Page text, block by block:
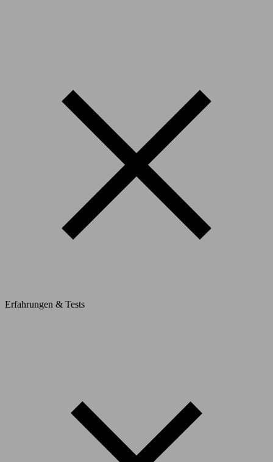
Erfahrungen & Tests